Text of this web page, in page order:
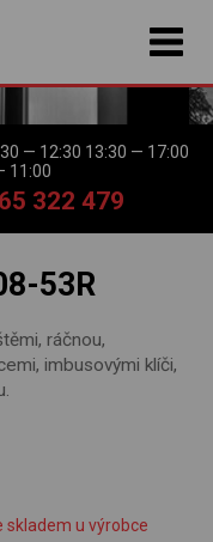
— 12:30 13:30 — 17:00
11:00
322 479
53R
ráčnou,
imbusovými klíči,
skladem u výrobce